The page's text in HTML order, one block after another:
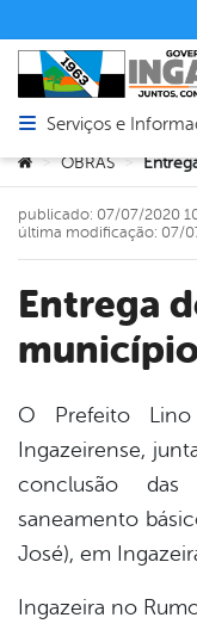
Abrir menu principal
Serviços e
Você está aqui:
> OBRAS >
Entrega de mais obras no
publicado: 07/07/2020
última modificação: 07/
O Prefeito
Ingazeirense,
conclusão
saneamento
José), em
Ingazeira no